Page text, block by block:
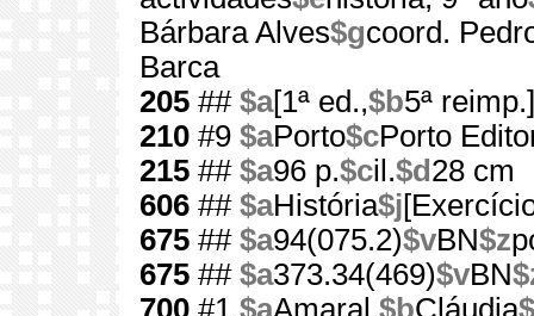
Bárbara Alves$gcoord.
Barca
205 ## $a[1ª ed.,$b5ª reimp.]
210 #9 $aPorto$cPorto
215 ## $a96 p.$cil.$d 28 cm
606 ## $aHistória$j
675 ## $a94(075.2)$vBN$z
675 ## $a373.34(469)$vBN
700 #1 $aAmaral,$bCláudia